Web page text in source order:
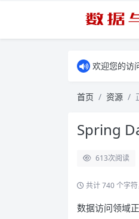
欢迎您的访
首页 资源
Spring
613次阅读
共计 740 个字符
数据访问领域